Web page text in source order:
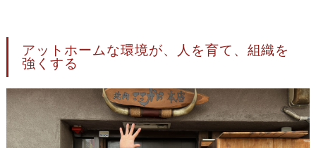
アットホームな環境が、人を育て、組織を
強くする